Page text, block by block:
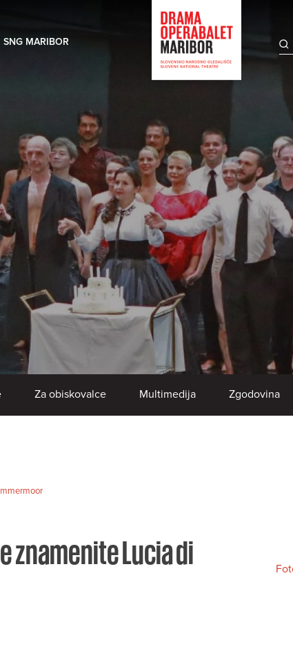
SNG MARIBOR
Za obiskovalce Multimedija Zgodovina
znamenite Lucia di